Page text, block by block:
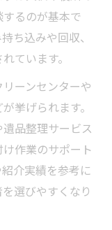
るのが基本で
ち込みや回収、
ています。
ーンセンターや
挙げられます。
品整理サービス
作業のサポート
介実績を参考に
選びやすくなり